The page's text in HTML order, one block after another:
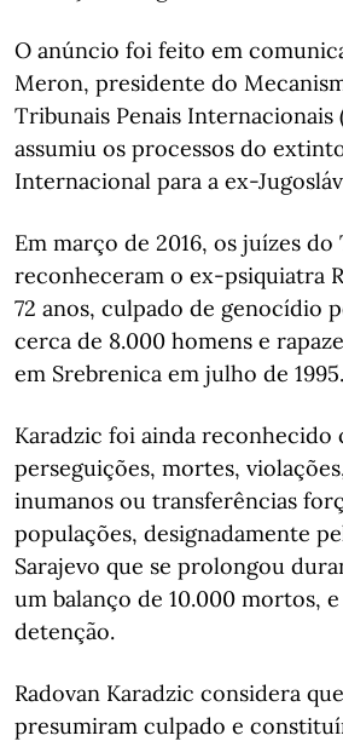
O anúncio foi feito em
Meron, presidente do
Tribunais Penais Internacionais
assumiu os processos do
Internacional para a ex-
Em março de 2016, os juízes do
reconheceram o ex-psiquiatra
72 anos, culpado de genocídio
cerca de 8.000 homens e
em Srebrenica em julho de 1995.
Karadzic foi ainda reconhecido
perseguições, mortes,
inumanos ou transferências
populações, designadamente
Sarajevo que se prolongou
um balanço de 10.000 mortos,
detenção.
Radovan Karadzic considera
presumiram culpado e